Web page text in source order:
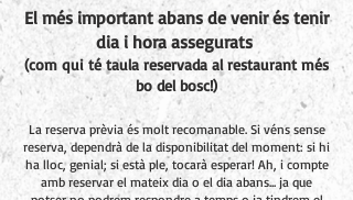
El més important abans de venir és tenir
dia i hora assegurats
(com qui té taula reservada al restaurant més
bo del bosc!)
La reserva prèvia és molt recomanable. Si véns sense
reserva, dependrà de la disponibilitat del moment: si hi
ha lloc, genial; si està ple, tocarà esperar! Ah, i compte
amb reservar el mateix dia o el dia abans... ja que